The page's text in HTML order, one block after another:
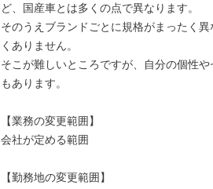
ど、国産車とは多くの点で異なります。
そのうえブランドごとに規格がまったく
くありません。
そこが難しいところですが、自分の個性
もあります。
【業務の変更範囲】
会社が定める範囲
【勤務地の変更範囲】